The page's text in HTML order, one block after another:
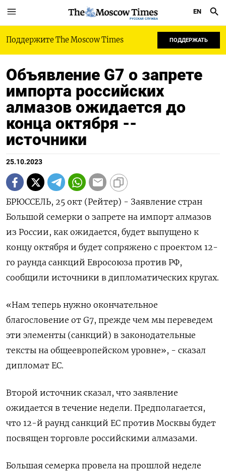
РУССКАЯ СЛУЖБА
EN
Поддержите The Moscow Times ПОДДЕРЖАТЬ
Объявление G7 о запрете
импорта российских
алмазов ожидается до
конца октября --
источники
25.10.2023
БРЮССЕЛЬ, 25 окт (Рейтер) - Заявление стран
Большой семерки о запрете на импорт алмазов
из России, как ожидается, будет выпущено к
концу октября и будет сопряжено с проектом 12-
го раунда санкций Евросоюза против РФ,
сообщили источники в дипломатических кругах.
«Нам теперь нужно окончательное
благословение от G7, прежде чем мы переведем
эти элементы (санкций) в законодательные
тексты на общеевропейском уровне», - сказал
дипломат ЕС.
Второй источник сказал, что заявление
ожидается в течение недели. Предполагается,
что 12-й раунд санкций ЕС против Москвы будет
посвящен торговле российскими алмазами.
Большая семерка провела на прошлой неделе